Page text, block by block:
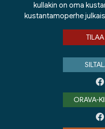
kullakin on oma
kustantamoperhe
TILAA
ORAVA-